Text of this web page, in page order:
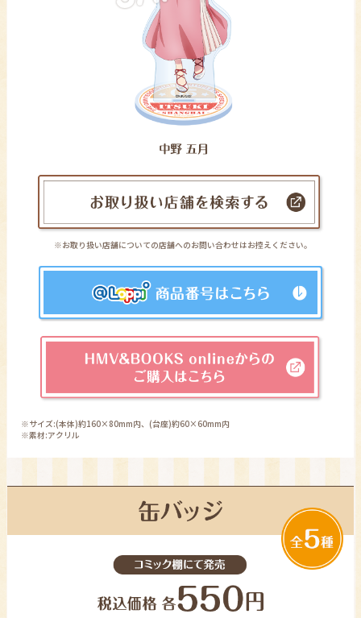
※お取り扱い店舗についての店舗へのお問い合わせはお控えください｡
※サイズ:(本体)約160×80mm内、(台座)約60×60mm内
※素材:アクリル